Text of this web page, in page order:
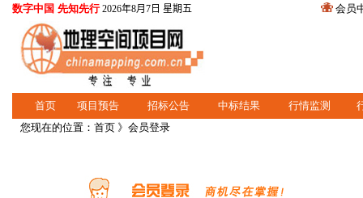
数字中国 先知先行 2026年8月7日 星期五 会员
首页 项目预告 招标公告 中标结果 行情监测
您现在的位置： 首页 》会员登录